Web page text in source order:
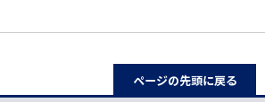
ページの先頭に戻る